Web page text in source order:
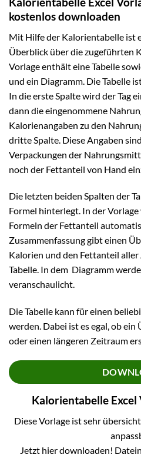
kostenlos downloaden
Mit Hilfe der Kalorientabelle ist
Überblick über die zugeführten
Vorlage enthält eine Tabelle
und ein Diagramm. Die Tabelle
In die erste Spalte wird der Tag
dann die eingenommene
Kalorienangaben zu den
dritte Spalte. Diese Angaben
Verpackungen der
noch der Fettanteil von Hand
Die letzten beiden Spalten der
Formel hinterlegt. In der
Formeln der Fettanteil
Zusammenfassung gibt einen
Kalorien und den Fettanteil
Tabelle. In dem Diagramm
veranschaulicht.
Die Tabelle kann für einen
werden. Dabei ist es egal, ob ein
oder einen längeren Zeitraum
Kalorientabelle
Diese Vorlage ist sehr
Jetzt hier downloaden!